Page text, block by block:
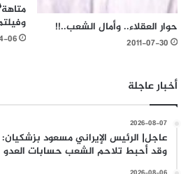
حوار العقلاء.. وأمال الشعب..!!
2011-07-30
06
أخبار عاجلة
2026-08-07
عاجل| الرئيس الإيراني مسعود بزشكيان:
وقد أحبط تلاحم الشعب حسابات العدو